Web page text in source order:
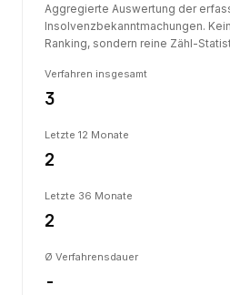
Aggregierte Auswertung der
Insolvenzbekanntmachungen.
Ranking, sondern reine Zähl-
Verfahren insgesamt
3
Letzte 12 Monate
2
Letzte 36 Monate
2
Ø Verfahrensdauer
-